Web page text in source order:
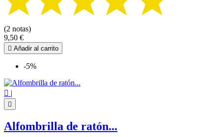
(2 notas)
9,50 €
 Añadir al carrito
-5%
 |

Alfombrilla de ratón...